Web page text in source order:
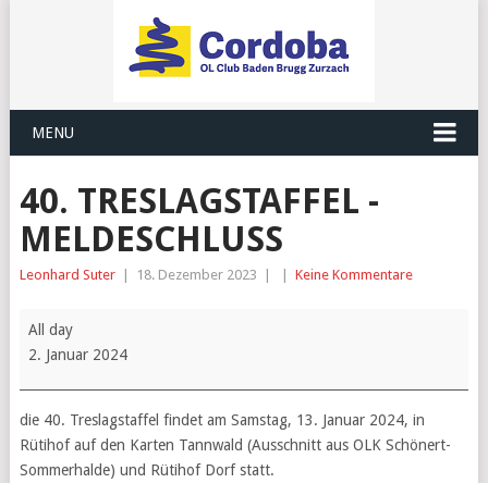
MENU
40. TRESLAGSTAFFEL -
MELDESCHLUSS
Leonhard Suter 18. Dezember 2023 Keine Kommentare
Treslagstaffel
All day
2. Januar 2024
die 40. Treslagstaffel findet am Samstag, 13. Januar 2024, in
Rütihof auf den Karten Tannwald (Ausschnitt aus OLK Schönert-
Sommerhalde) und Rütihof Dorf statt.